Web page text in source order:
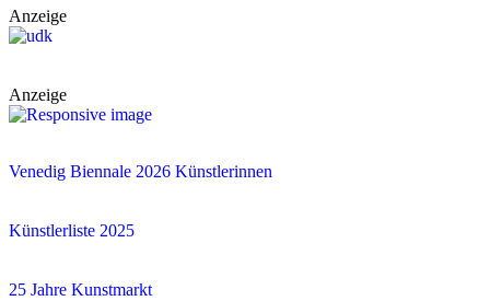
Anzeige
Anzeige
Venedig Biennale 2026 Künstlerinnen
Künstlerliste 2025
25 Jahre Kunstmarkt